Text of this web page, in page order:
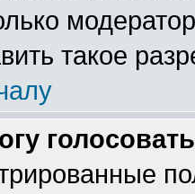
такое